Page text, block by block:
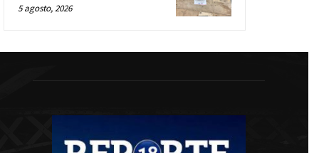
5 agosto, 2026